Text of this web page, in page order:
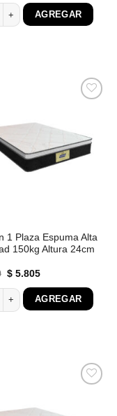
32cm S cantidad
original
era:
$ 11.810.
actual
es:
$ 7.677.
1 plaza espuma alta
AGREGAR
Altura 24cm Sonopromax
1 Plaza Espuma Alta
150kg Altura 24cm
El
original
era:
$ 8.930.
$5.805El
es:
$ 5.805.
1 Plaza Espuma Alta
AGREGAR